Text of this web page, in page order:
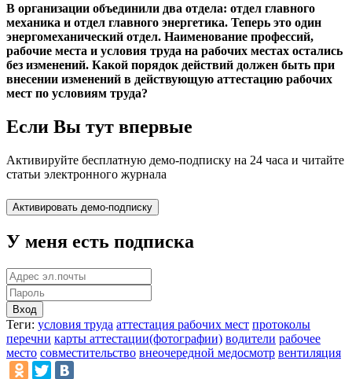
В организации объединили два отдела: отдел главного
механика и отдел главного энергетика. Теперь это один
энергомеханический отдел. Наименование профессий,
рабочие места и условия труда на рабочих местах остались
без изменений. Какой порядок действий должен быть при
внесении изменений в действующую аттестацию рабочих
мест по условиям труда?
Если Вы тут впервые
Активируйте бесплатную демо-подписку на 24 часа и читайте
статьи электронного журнала
У меня есть подписка
Вход
Теги: условия труда аттестация рабочих мест протоколы
перечни карты аттестации(фотографии) водители рабочее
место совместительство внеочередной медосмотр вентиляция